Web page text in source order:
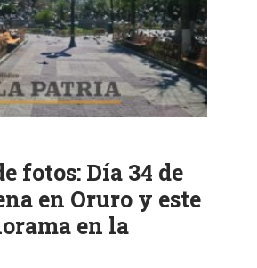
fotos: Día 34 de
en Oruro y este
en la